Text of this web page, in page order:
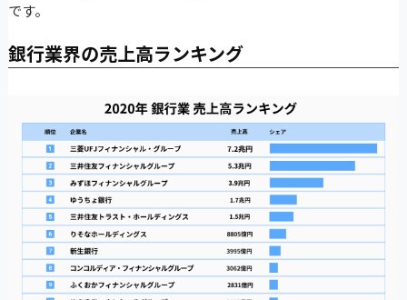
です。
銀行業界の売上高ランキング